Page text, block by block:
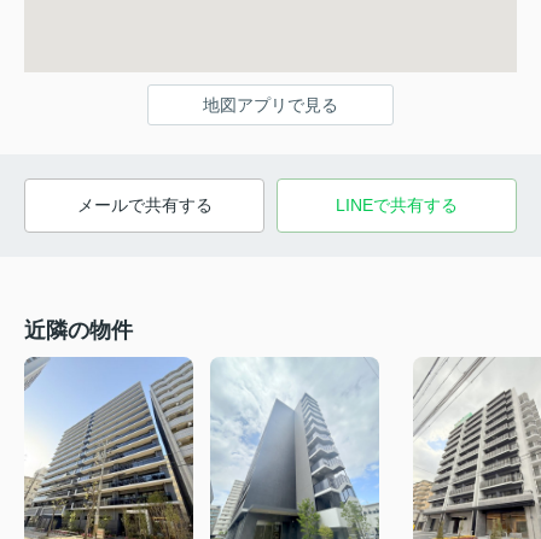
地図アプリで見る
メールで共有する LINEで共有する
近隣の物件